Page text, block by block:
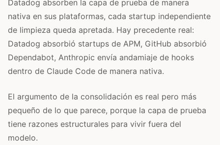
Datadog absorben la capa de prueba de manera
nativa en sus plataformas, cada startup independiente
de limpieza queda apretada. Hay precedente real:
Datadog absorbió startups de APM, GitHub absorbió
Dependabot, Anthropic envía andamiaje de hooks
dentro de Claude Code de manera nativa.
El argumento de la consolidación es real pero más
pequeño de lo que parece, porque la capa de prueba
tiene razones estructurales para vivir fuera del
modelo.